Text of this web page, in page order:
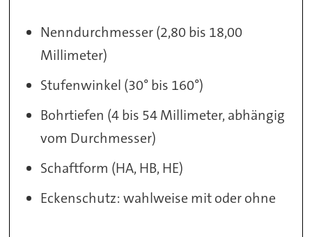
Nenndurchmesser (2,80 bis 18,00
Millimeter)
Stufenwinkel (30° bis 160°)
Bohrtiefen (4 bis 54 Millimeter, abhängig
vom Durchmesser)
Schaftform (HA, HB, HE)
Eckenschutz: wahlweise mit oder ohne